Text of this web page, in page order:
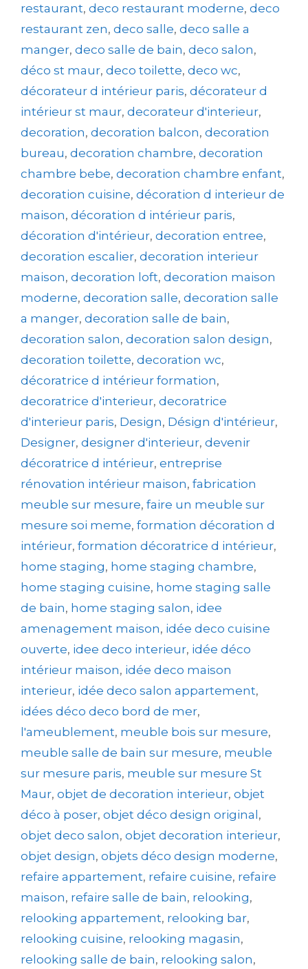
restaurant, deco restaurant moderne, deco
restaurant zen, deco salle, deco salle a
manger, deco salle de bain, deco salon,
déco st maur, deco toilette, deco wc,
décorateur d intérieur paris, décorateur d
intérieur st maur, decorateur d'interieur,
decoration, decoration balcon, decoration
bureau, decoration chambre, decoration
chambre bebe, decoration chambre enfant,
decoration cuisine, décoration d interieur de
maison, décoration d intérieur paris,
décoration d'intérieur, decoration entree,
decoration escalier, decoration interieur
maison, decoration loft, decoration maison
moderne, decoration salle, decoration salle
a manger, decoration salle de bain,
decoration salon, decoration salon design,
decoration toilette, decoration wc,
décoratrice d intérieur formation,
decoratrice d'interieur, decoratrice
d'interieur paris, Design, Désign d'intérieur,
Designer, designer d'interieur, devenir
décoratrice d intérieur, entreprise
rénovation intérieur maison, fabrication
meuble sur mesure, faire un meuble sur
mesure soi meme, formation décoration d
intérieur, formation décoratrice d intérieur,
home staging, home staging chambre,
home staging cuisine, home staging salle
de bain, home staging salon, idee
amenagement maison, idée deco cuisine
ouverte, idee deco interieur, idée déco
intérieur maison, idée deco maison
interieur, idée deco salon appartement,
idées déco deco bord de mer,
l'ameublement, meuble bois sur mesure,
meuble salle de bain sur mesure, meuble
sur mesure paris, meuble sur mesure St
Maur, objet de decoration interieur, objet
déco à poser, objet déco design original,
objet deco salon, objet decoration interieur,
objet design, objets déco design moderne,
refaire appartement, refaire cuisine, refaire
maison, refaire salle de bain, relooking,
relooking appartement, relooking bar,
relooking cuisine, relooking magasin,
relooking salle de bain, relooking salon,